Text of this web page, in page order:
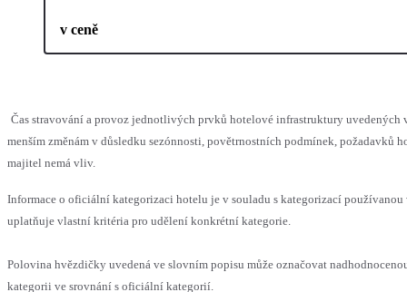
v ceně
Čas stravování a provoz jednotlivých prvků hotelové infrastruktury uvedených
menším změnám v důsledku sezónnosti, povětrnostních podmínek, požadavků
majitel nemá vliv.
Informace o oficiální kategorizaci hotelu je v souladu s kategorizací používanou
uplatňuje vlastní kritéria pro udělení konkrétní kategorie.
Polovina hvězdičky uvedená ve slovním popisu může označovat
kategorii ve srovnání s oficiální kategorií.